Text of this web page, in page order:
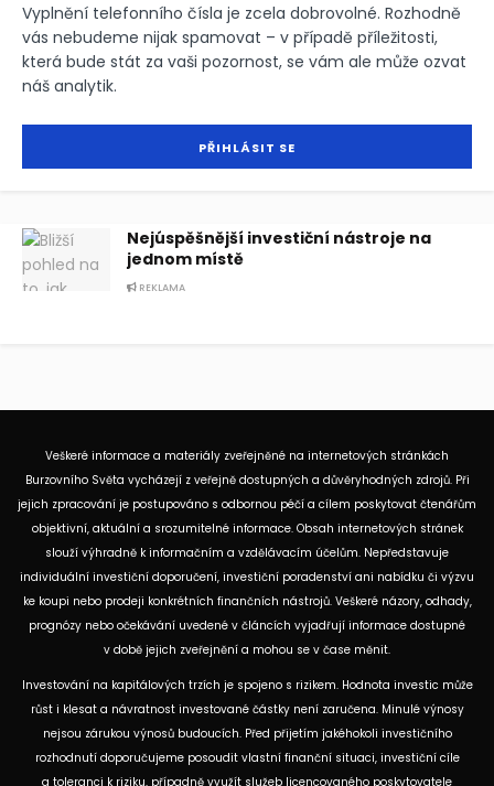
Vyplnění telefonního čísla je zcela dobrovolné. Rozhodně
vás nebudeme nijak spamovat – v případě příležitosti,
která bude stát za vaši pozornost, se vám ale může ozvat
náš analytik.
Nejúspěšnější investiční nástroje na
jednom místě
REKLAMA
Veškeré informace a materiály zveřejněné na internetových stránkách
Burzovního Světa vycházejí z veřejně dostupných a důvěryhodných zdrojů. Při
jejich zpracování je postupováno s odbornou péčí a cílem poskytovat čtenářům
objektivní, aktuální a srozumitelné informace. Obsah internetových stránek
slouží výhradně k informačním a vzdělávacím účelům. Nepředstavuje
individuální investiční doporučení, investiční poradenství ani nabídku či výzvu
ke koupi nebo prodeji konkrétních finančních nástrojů. Veškeré názory, odhady,
prognózy nebo očekávání uvedené v článcích vyjadřují informace dostupné
v době jejich zveřejnění a mohou se v čase měnit.
Investování na kapitálových trzích je spojeno s rizikem. Hodnota investic může
růst i klesat a návratnost investované částky není zaručena. Minulé výnosy
nejsou zárukou výnosů budoucích. Před přijetím jakéhokoli investičního
rozhodnutí doporučujeme posoudit vlastní finanční situaci, investiční cíle
a toleranci k riziku, případně využít služeb licencovaného poskytovatele